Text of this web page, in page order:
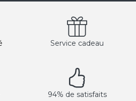
Service cadeau
94% de satisfaits